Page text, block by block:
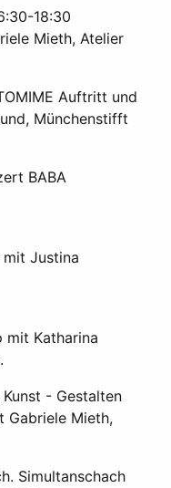
18:30
Mieth, Atelier
Auftritt und
Münchenstifft
BABA
mit Justina
mit Katharina
- Gestalten
Gabriele Mieth,
Simultanschach